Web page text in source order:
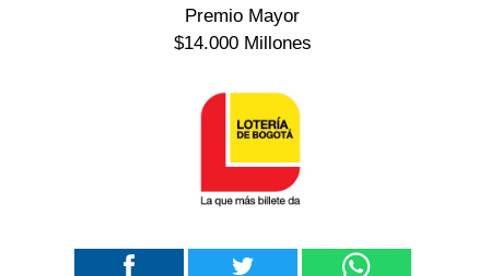
Premio Mayor
$14.000 Millones